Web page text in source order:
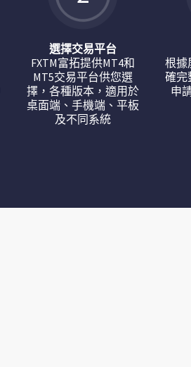
選擇交易平台
FXTM富拓提供MT4和
MT5交易平台供您選
擇，各種版本，適用於
桌面端、手機端、平板
及不同系統
根據
確完
申